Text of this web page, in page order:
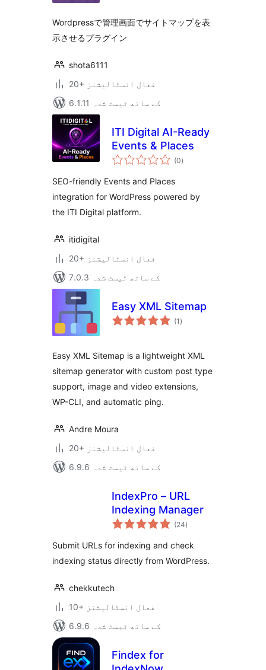
Wordpressで管理画面でサイトマップを表
示させるプラグイン
shota6111
20+ فعال انسٹالیشنز
6.1.11 کے ساتھ ٹیسٹ شدہ
ITI Digital AI-Ready
Events & Places
(0مجموعی
درجہ
)
SEO-friendly Events and Places
integration for WordPress powered by
the ITI Digital platform.
itidigital
20+ فعال انسٹالیشنز
7.0.3 کے ساتھ ٹیسٹ شدہ
Easy XML Sitemap
(1 مجموعی
درجہ
)
Easy XML Sitemap is a lightweight XML
sitemap generator with custom post type
support, image and video extensions,
WP-CLI, and automatic ping.
Andre Moura
20+ فعال انسٹالیشنز
6.9.6 کے ساتھ ٹیسٹ شدہ
IndexPro – URL
Indexing Manager
(24مجموعی
درجہ
)
Submit URLs for indexing and check
indexing status directly from WordPress.
chekkutech
10+ فعال انسٹالیشنز
6.9.6 کے ساتھ ٹیسٹ شدہ
Findex for